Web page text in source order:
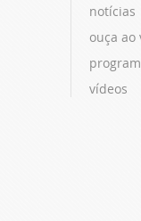
notícias
ouça ao
vídeos